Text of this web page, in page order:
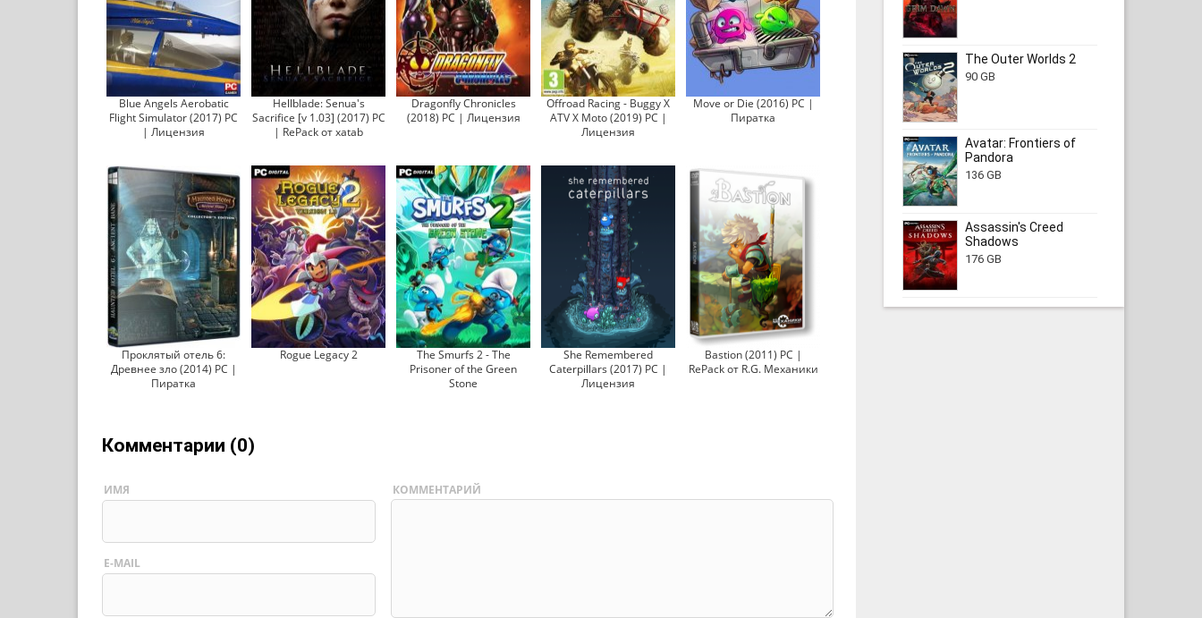
Blue Angels Aerobatic
Flight Simulator (2017) PC
| Лицензия
Hellblade: Senua's
Sacrifice [v 1.03] (2017) PC
| RePack от xatab
Dragonfly Chronicles
(2018) PC | Лицензия
Offroad Racing - Buggy X
ATV X Moto (2019) PC |
Лицензия
Move or Die (2016) PC |
Пиратка
Проклятый отель 6:
Древнее зло (2014) PC |
Пиратка
Rogue Legacy 2
The Smurfs 2 - The
Prisoner of the Green
Stone
She Remembered
Caterpillars (2017) PC |
Лицензия
Bastion (2011) PC |
RePack от R.G. Механики
Комментарии (0)
ИМЯ
E-MAIL
КОММЕНТАРИЙ
The Outer Worlds 2
90 GB
Avatar: Frontiers of
Pandora
136 GB
Assassin's Creed
Shadows
176 GB